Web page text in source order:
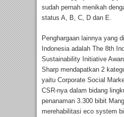
sudah pernah menikah
status A, B, C, D dan E.
Penghargaan lainnya yang
Indonesia adalah The 8th
Sustainability Initiative
Sharp mendapatkan 2
yaitu Corporate Social
CSR-nya dalam bidang
penanaman 3.300 bibit
merehabilitasi eco system